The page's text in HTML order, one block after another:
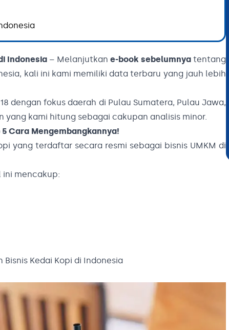
Indonesia – Melanjutkan e-book sebelumnya tentang
kali ini kami memiliki data terbaru yang jauh lebih
dengan fokus daerah di Pulau Sumatera, Pulau Jawa,
kami hitung sebagai cakupan analisis minor.
Cara Mengembangkannya!
yang terdaftar secara resmi sebagai bisnis UMKM di
mencakup:
Kedai Kopi di Indonesia